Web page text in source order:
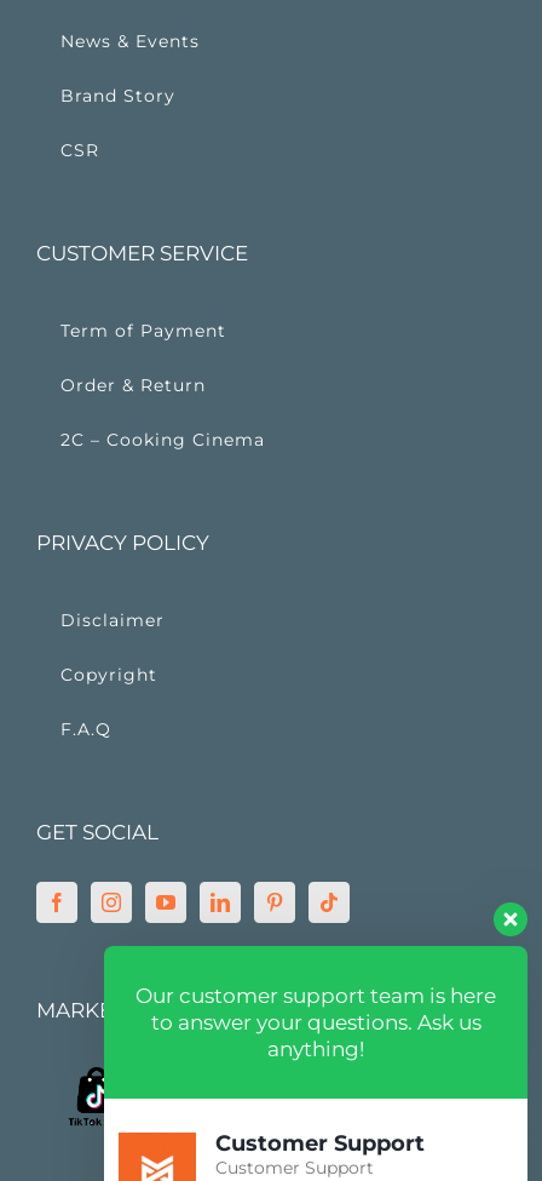
News & Events
Brand Story
CSR
CUSTOMER SERVICE
Term of Payment
Order & Return
2C – Cooking Cinema
PRIVACY POLICY
Disclaimer
Copyright
F.A.Q
GET SOCIAL
MARKETPLACE
Our customer support team is here
to answer your questions. Ask us
anything!
Customer Support
Customer Support